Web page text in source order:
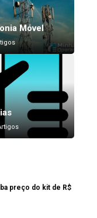
Móvel
preço do kit de R$